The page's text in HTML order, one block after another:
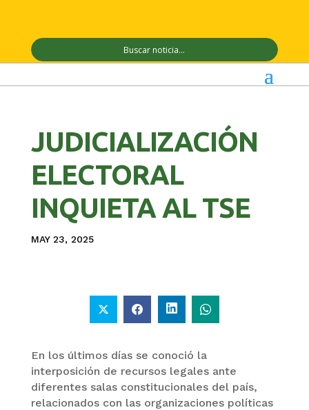
JUDICIALIZACIÓN
ELECTORAL
INQUIETA AL TSE
MAY 23, 2025
En los últimos días se conoció la
interposición de recursos legales ante
diferentes salas constitucionales del país,
relacionados con las organizaciones políticas